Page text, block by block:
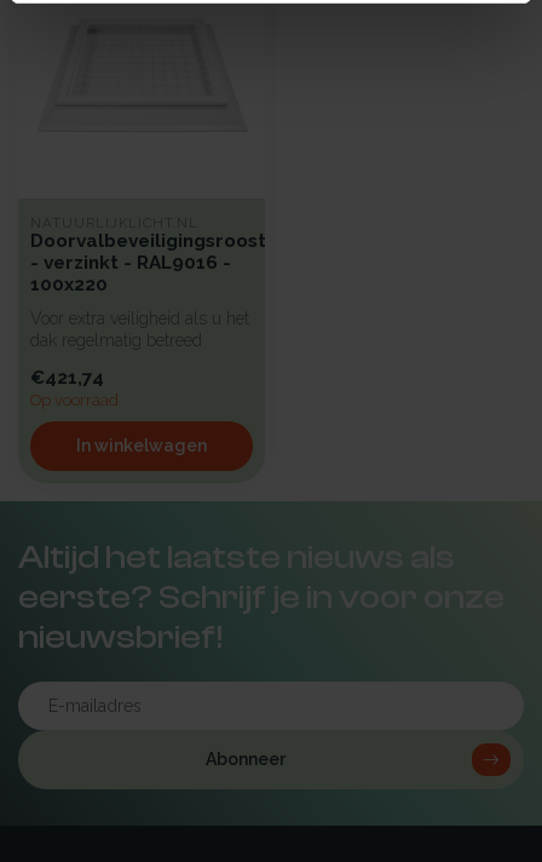
NATUURLIJKLICHT.NL
Doorvalbeveiligingsrooster
- verzinkt - RAL9016 -
100x220
Voor extra veiligheid als u het
dak regelmatig betreed
€421,74
Op voorraad
In winkelwagen
Altijd het laatste nieuws als
eerste? Schrijf je in voor onze
nieuwsbrief!
Abonneer